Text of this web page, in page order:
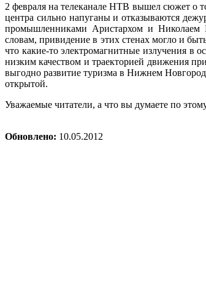
2 февраля на телеканале НТВ вышел сюжет о
центра сильно напуганы и отказываются
промышленниками Аристархом и Николаем
словам, привидение в этих стенах могло и
что какие-то электромагнитные излучения в
низким качеством и траекторией движения
выгодно развитие туризма в Нижнем
открытой.
Уважаемые читатели, а что вы думаете по
Обновлено: 10.05.2012